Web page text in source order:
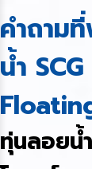
คำถาม
น้ำ
ทุ่นลอยน้